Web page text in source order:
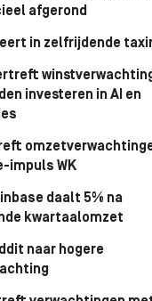
afgerond
in zelfrijdende
investeren in AI en
impuls WK
daalt 5% na
kwartaalomzet
naar hogere